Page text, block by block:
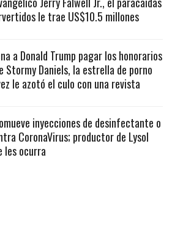
le trae US$10.5 millones
a Donald Trump pagar los honorarios
Stormy Daniels, la estrella de porno
le azotó el culo con una revista
inyecciones de desinfectante o
CoronaVirus; productor de Lysol
les ocurra